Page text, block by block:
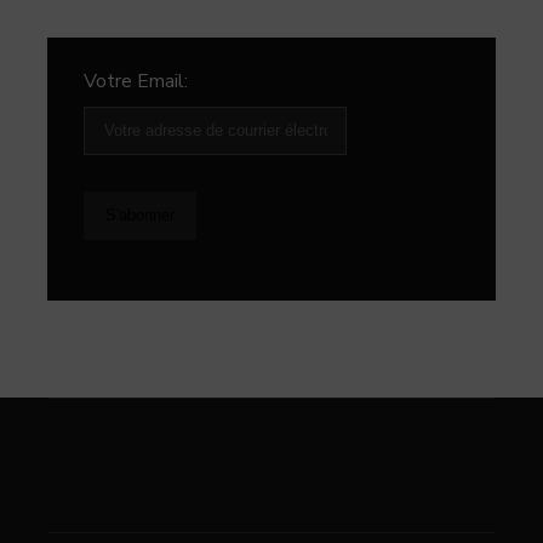
Votre Email: